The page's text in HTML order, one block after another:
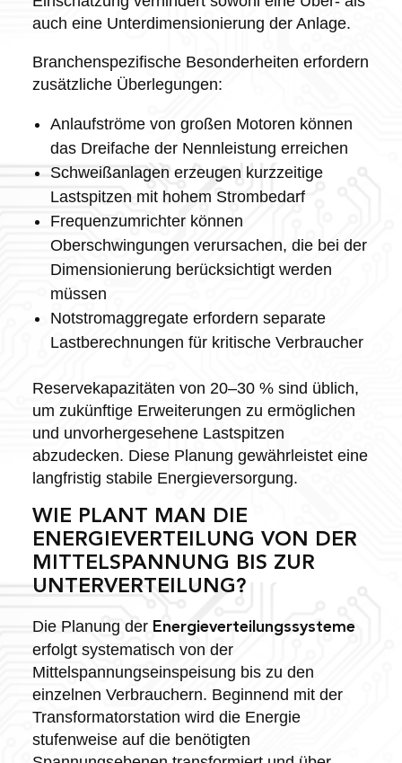
auch eine Unterdimensionierung der Anlage.
Branchenspezifische Besonderheiten erfordern
zusätzliche Überlegungen:
Anlaufströme von großen Motoren können
das Dreifache der Nennleistung erreichen
Schweißanlagen erzeugen kurzzeitige
Lastspitzen mit hohem Strombedarf
Frequenzumrichter können
Oberschwingungen verursachen, die bei der
Dimensionierung berücksichtigt werden
müssen
Notstromaggregate erfordern separate
Lastberechnungen für kritische Verbraucher
Reservekapazitäten von 20–30 % sind üblich,
um zukünftige Erweiterungen zu ermöglichen
und unvorhergesehene Lastspitzen
abzudecken. Diese Planung gewährleistet eine
langfristig stabile Energieversorgung.
WIE PLANT MAN DIE
ENERGIEVERTEILUNG VON DER
MITTELSPANNUNG BIS ZUR
UNTERVERTEILUNG?
Die Planung der Energieverteilungssysteme
erfolgt systematisch von der
Mittelspannungseinspeisung bis zu den
einzelnen Verbrauchern. Beginnend mit der
Transformatorstation wird die Energie
stufenweise auf die benötigten